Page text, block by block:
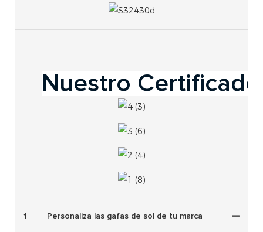
1 Personaliza las gafas de sol de tu marca